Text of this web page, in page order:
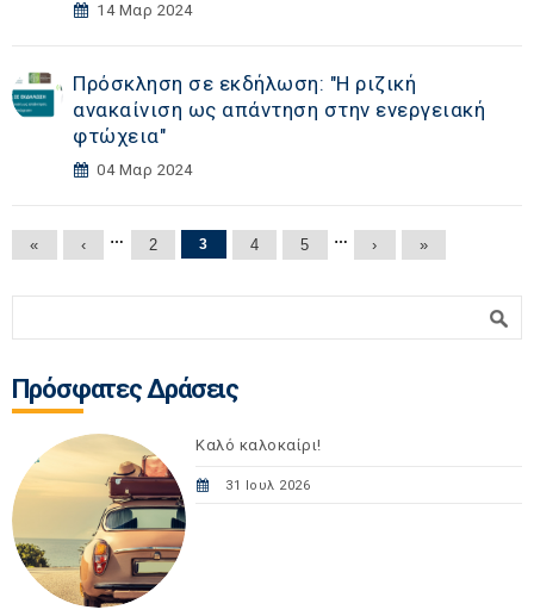
14 Μαρ 2024
Πρόσκληση σε εκδήλωση: "Η ριζική
ανακαίνιση ως απάντηση στην ενεργειακή
φτώχεια"
04 Μαρ 2024
Σελίδες
« ‹ … 2 3 4 5 … › »
Πρόσφατες Δράσεις
Καλό καλοκαίρι!
31 Ιουλ 2026